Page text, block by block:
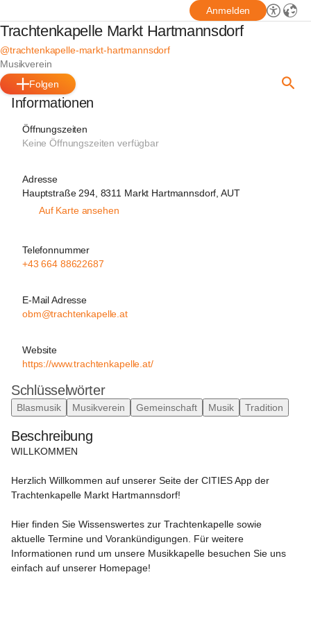
Anmelden
Trachtenkapelle Markt Hartmannsdorf
@trachtenkapelle-markt-hartmannsdorf
Musikverein
Folgen
Informationen
Öffnungszeiten
Keine Öffnungszeiten verfügbar
Adresse
Hauptstraße 294, 8311 Markt Hartmannsdorf, AUT
Auf Karte ansehen
Telefonnummer
+43 664 88622687
E-Mail Adresse
obm@trachtenkapelle.at
Website
https://www.trachtenkapelle.at/
Schlüsselwörter
Blasmusik Musikverein Gemeinschaft Musik Tradition
Beschreibung
WILLKOMMEN
Herzlich Willkommen auf unserer Seite der CITIES App der
Trachtenkapelle Markt Hartmannsdorf!
Hier finden Sie Wissenswertes zur Trachtenkapelle sowie
aktuelle Termine und Vorankündigungen. Für weitere
Informationen rund um unsere Musikkapelle besuchen Sie uns
einfach auf unserer Homepage!